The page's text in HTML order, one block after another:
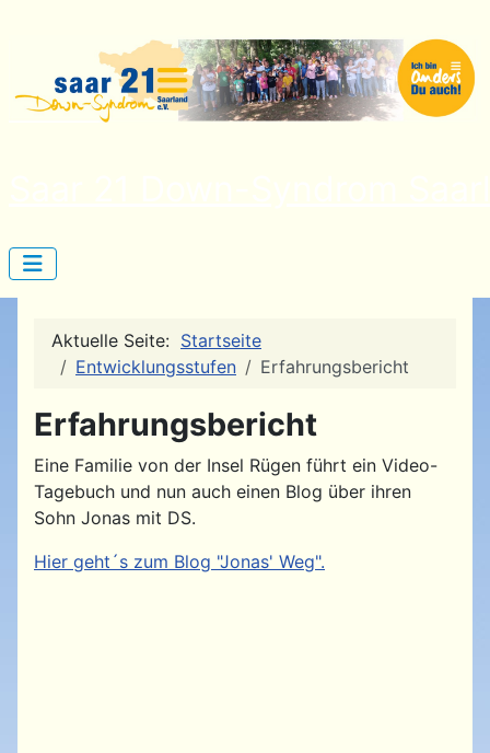
Aktuelle Seite: Startseite
Entwicklungsstufen
Erfahrungsbericht
Erfahrungsbericht
Eine Familie von der Insel Rügen führt ein Video-
Tagebuch und nun auch einen Blog über ihren
Sohn Jonas mit DS.
Hier geht´s zum Blog "Jonas' Weg".